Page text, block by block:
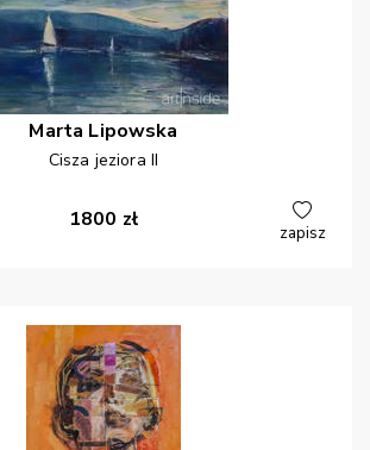
Marta Lipowska
Cisza jeziora II
1800 zł
zapisz